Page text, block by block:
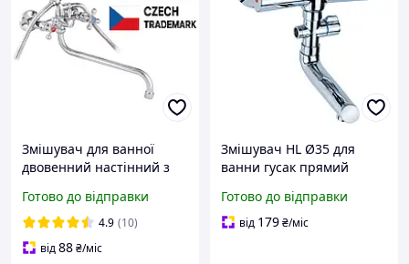
Змішувач для ванної
двовенний настінний з
лійкою та шлангом у
ванну якісний
Готово до відправки
4.9 (10)
від88₴/міс
Змішувач HL Ø35 для
ванни гусак прямий
картріджний AQUATICA
(HL-3C130C)
Готово до відправки
від 179₴/міс